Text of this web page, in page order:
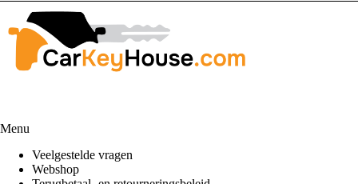
Menu
Veelgestelde vragen
Webshop